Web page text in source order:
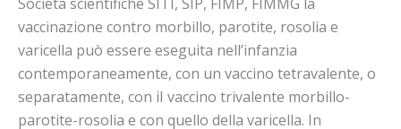
Società scientifiche SITI, SIP, FIMP, FIMMG la
vaccinazione contro morbillo, parotite, rosolia e
varicella può essere eseguita nell’infanzia
contemporaneamente, con un vaccino tetravalente, o
separatamente, con iI vaccino trivalente morbillo-
parotite-rosolia e con quello della varicella. In